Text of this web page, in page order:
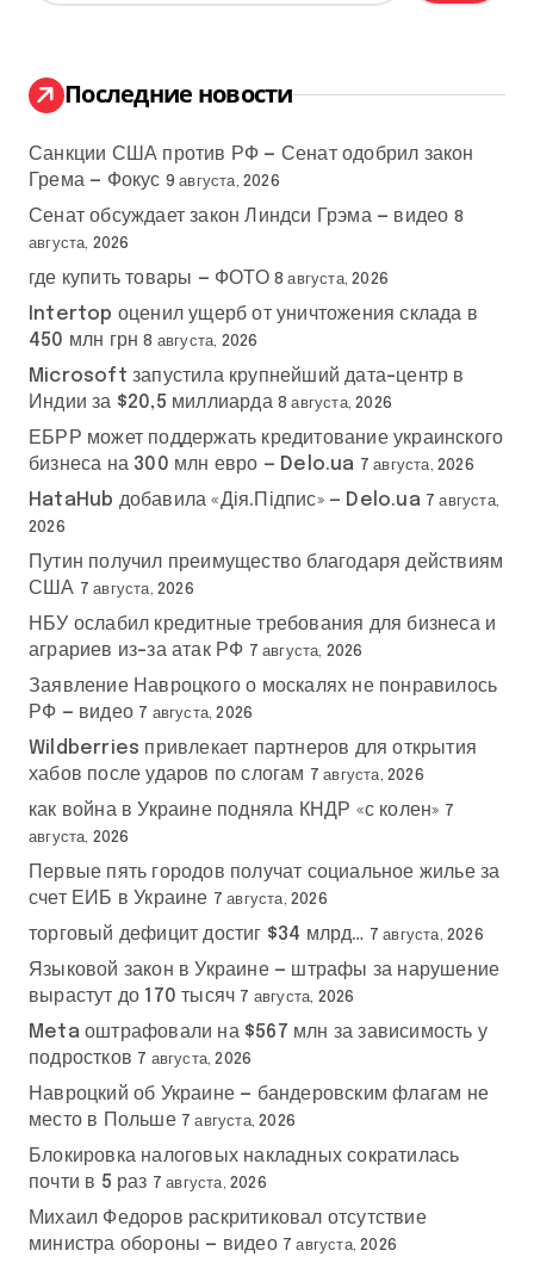
:
Последние новости
Санкции США против РФ — Сенат одобрил закон
Грема — Фокус 9 августа, 2026
Сенат обсуждает закон Линдси Грэма — видео 8
августа, 2026
где купить товары — ФОТО 8 августа, 2026
Intertop оценил ущерб от уничтожения склада в
450 млн грн 8 августа, 2026
Microsoft запустила крупнейший дата-центр в
Индии за $20,5 миллиарда 8 августа, 2026
ЕБРР может поддержать кредитование украинского
бизнеса на 300 млн евро — Delo.ua 7 августа, 2026
HataHub добавила «Дія.Підпис» — Delo.ua 7 августа,
2026
Путин получил преимущество благодаря действиям
США 7 августа, 2026
НБУ ослабил кредитные требования для бизнеса и
аграриев из-за атак РФ 7 августа, 2026
Заявление Навроцкого о москалях не понравилось
РФ — видео 7 августа, 2026
Wildberries привлекает партнеров для открытия
хабов после ударов по слогам 7 августа, 2026
как война в Украине подняла КНДР «с колен» 7
августа, 2026
Первые пять городов получат социальное жилье за
счет ЕИБ в Украине 7 августа, 2026
торговый дефицит достиг $34 млрд… 7 августа, 2026
Языковой закон в Украине — штрафы за нарушение
вырастут до 170 тысяч 7 августа, 2026
Meta оштрафовали на $567 млн за зависимость у
подростков 7 августа, 2026
Навроцкий об Украине — бандеровским флагам не
место в Польше 7 августа, 2026
Блокировка налоговых накладных сократилась
почти в 5 раз 7 августа, 2026
Михаил Федоров раскритиковал отсутствие
министра обороны — видео 7 августа, 2026